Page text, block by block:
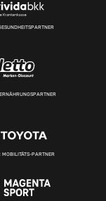
MOBILITÄTS-PARTNER